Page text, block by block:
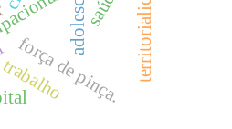
força de pinça.
trabalho territorialidade